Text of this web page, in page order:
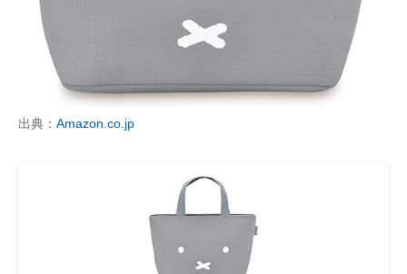
出典： Amazon.co.jp